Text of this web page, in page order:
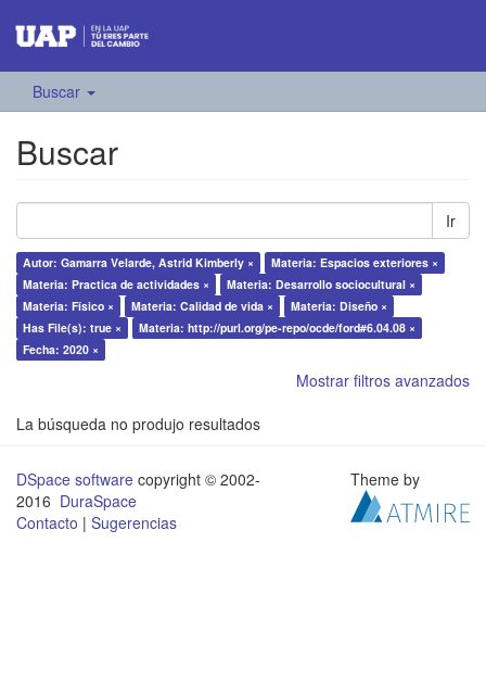
Buscar
Buscar
Ir
Autor: Gamarra Velarde, Astrid Kimberly ×
Materia: Espacios exteriores ×
Materia: Practica de actividades ×
Materia: Desarrollo sociocultural ×
Materia: Físico ×
Materia: Calidad de vida ×
Materia: Diseño ×
Has File(s): true ×
Materia: http://purl.org/pe-repo/ocde/ford#6.04.08 ×
Fecha: 2020 ×
Mostrar filtros avanzados
La búsqueda no produjo resultados
DSpace software copyright © 2002-
2016 DuraSpace
Contacto | Sugerencias
Theme by